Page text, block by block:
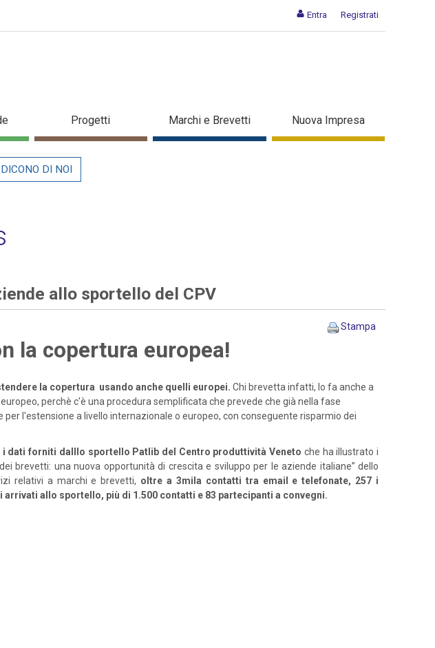
Entra Registrati
aziende allo sportello del CPV -
Progetti Marchi e Brevetti Nuova Impresa
DICONO DI NOI
allo sportello del CPV
Stampa
la copertura europea!
la copertura usando anche quelli europei. Chi brevetta infatti, lo fa anche a
perchè c'è una procedura semplificata che prevede che già nella fase
l'estensione a livello internazionale o europeo, con conseguente risparmio dei
dati forniti dalllo sportello Patlib del Centro produttività Veneto che ha illustrato i
brevetti: una nuova opportunità di crescita e sviluppo per le aziende italiane” dello
relativi a marchi e brevetti, oltre a 3mila contatti tra email e telefonate, 257 i
arrivati allo sportello, più di 1.500 contatti e 83 partecipanti a convegni.